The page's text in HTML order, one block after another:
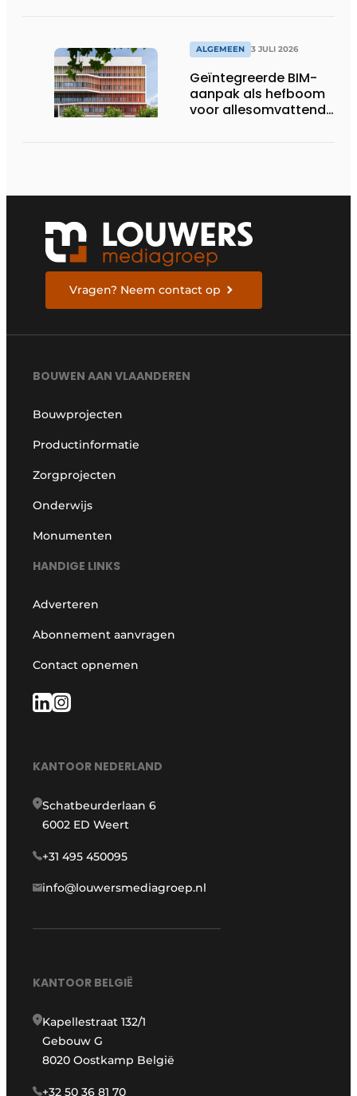
ALGEMEEN 3 JULI 2026
Geïntegreerde BIM-
aanpak als hefboom
voor allesomvattende
Vragen? Neem contact op
BOUWEN AAN VLAANDEREN
Bouwprojecten
Productinformatie
Zorgprojecten
Onderwijs
Monumenten
HANDIGE LINKS
Adverteren
Abonnement aanvragen
Contact opnemen
KANTOOR NEDERLAND
Schatbeurderlaan 6
6002 ED Weert
+31 495 450095
info@louwersmediagroep.nl
KANTOOR BELGIË
Kapellestraat 132/1
Gebouw G
8020 Oostkamp België
+32 50 36 81 70